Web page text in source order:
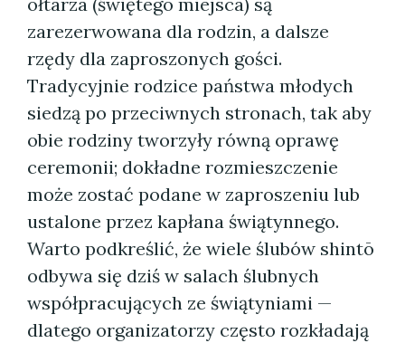
zarezerwowana dla rodzin, a dalsze
rzędy dla zaproszonych gości.
Tradycyjnie rodzice państwa młodych
siedzą po przeciwnych stronach, tak aby
obie rodziny tworzyły równą oprawę
ceremonii; dokładne rozmieszczenie
może zostać podane w zaproszeniu lub
ustalone przez kapłana świątynnego.
Warto podkreślić, że wiele ślubów shintō
odbywa się dziś w salach ślubnych
współpracujących ze świątyniami —
dlatego organizatorzy często rozkładają